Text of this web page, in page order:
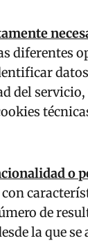
diferentes
datos
del
o
de
la que